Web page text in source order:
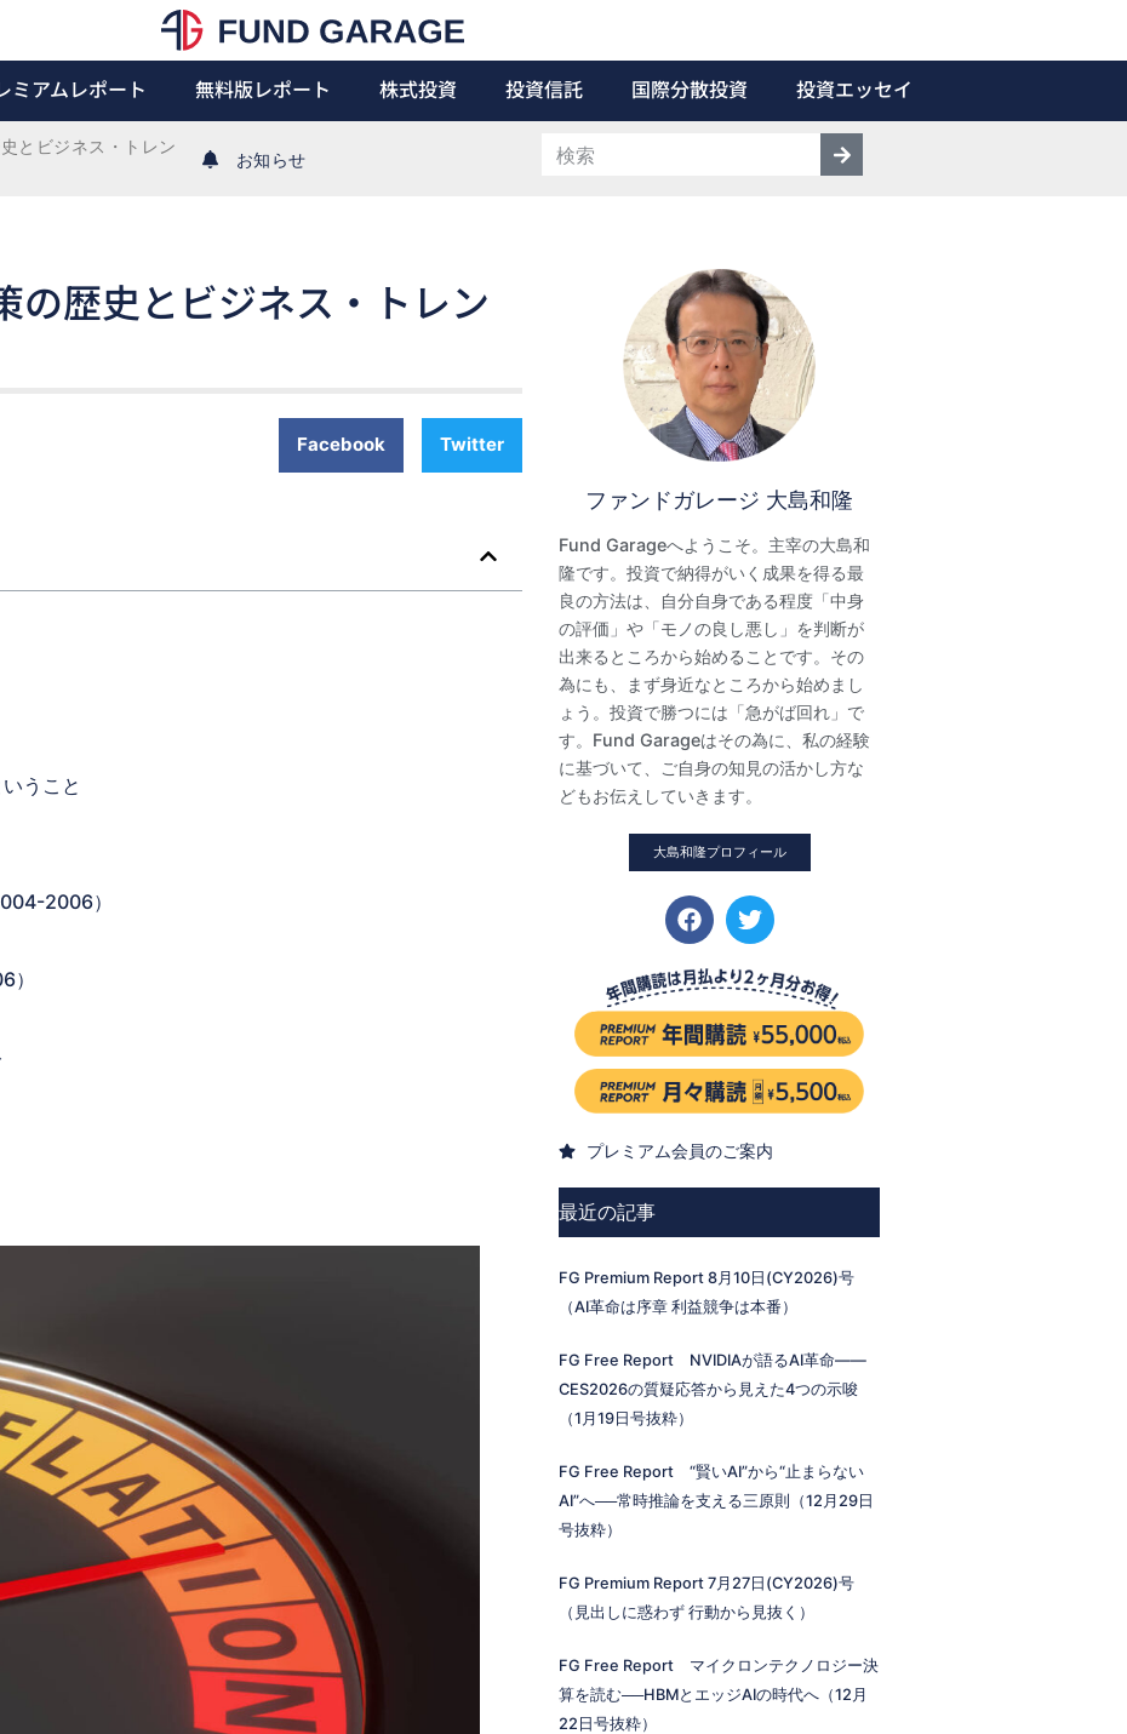
ミアムレポート 無料版レポート 株式投資 投資信託 国際分散投資 投資エッセイ
とビジネス・トレン
お知らせ
の歴史とビジネス・トレン
Facebook Twitter
うこと
2006）
）
ファンドガレージ 大島和隆
Fund Garageへようこそ。主宰の大島和
隆です。投資で納得がいく成果を得る最
良の方法は、自分自身である程度「中身
の評価」や「モノの良し悪し」を判断が
出来るところから始めることです。その
為にも、まず身近なところから始めまし
ょう。投資で勝つには「急がば回れ」で
す。Fund Garageはその為に、私の経験
に基づいて、ご自身の知見の活かし方な
どもお伝えしていきます。
大島和隆プロフィール
プレミアム会員のご案内
最近の記事
FG Premium Report 8月10日(CY2026)号
（AI革命は序章 利益競争は本番）
FG Free Report NVIDIAが語るAI革命——
CES2026の質疑応答から見えた4つの示唆
（1月19日号抜粋）
FG Free Report “賢いAI”から“止まらない
AI”へ──常時推論を支える三原則（12月29日
号抜粋）
FG Premium Report 7月27日(CY2026)号
（見出しに惑わず 行動から見抜く）
FG Free Report マイクロンテクノロジー決
算を読む──HBMとエッジAIの時代へ（12月
22日号抜粋）